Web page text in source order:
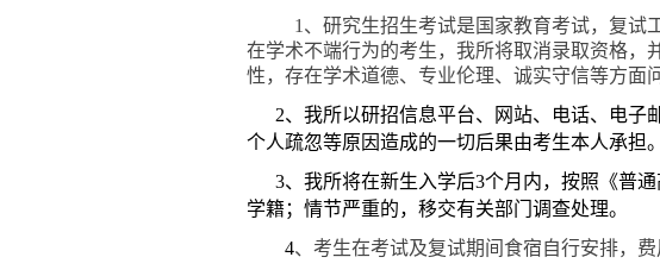
1 、研究生招生考试是国家教育考试，复试
在学术不端行为的考生，我所将取消录取资格，
性，存在学术道德、专业伦理、诚实守信等方面
2、我所以研招信息平台、网站、电话、电子
个人疏忽等原因造成的一切后果由考生本人承担。
3、我所将在新生入学后3个月内，按照《普
学籍；情节严重的，移交有关部门调查处理。
4、考生在考试及复试期间食宿自行安排，费